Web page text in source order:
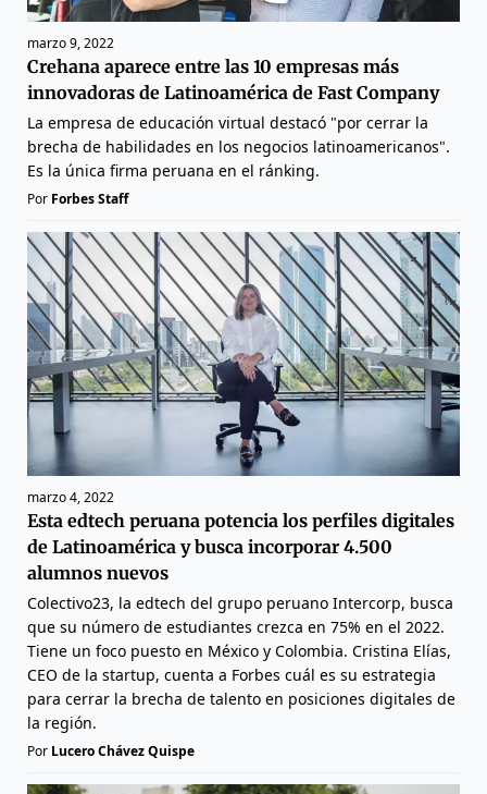
marzo 9, 2022
Crehana aparece entre las 10 empresas más
innovadoras de Latinoamérica de Fast Company
La empresa de educación virtual destacó "por cerrar la
brecha de habilidades en los negocios latinoamericanos".
Es la única firma peruana en el ránking.
Por Forbes Staff
marzo 4, 2022
Esta edtech peruana potencia los perfiles digitales
de Latinoamérica y busca incorporar 4.500
alumnos nuevos
Colectivo23, la edtech del grupo peruano Intercorp, busca
que su número de estudiantes crezca en 75% en el 2022.
Tiene un foco puesto en México y Colombia. Cristina Elías,
CEO de la startup, cuenta a Forbes cuál es su estrategia
para cerrar la brecha de talento en posiciones digitales de
la región.
Por Lucero Chávez Quispe